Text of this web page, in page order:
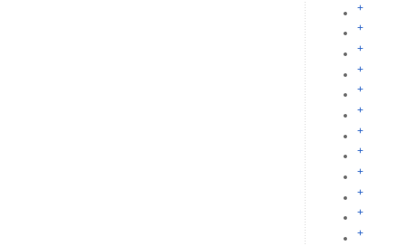
+
+
+
+
+
+
+
+
+
+
+
+